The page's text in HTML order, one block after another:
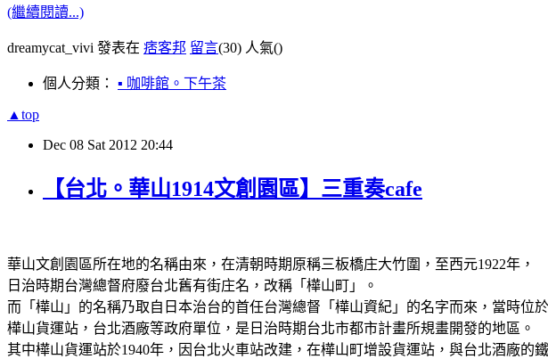
(繼續閱讀...)
dreamycat_vivi 發表在 痞客邦 留言(30) 人氣()
個人分類： ▪ 咖啡館。下午茶
▲top
Dec 08 Sat 2012 20:44
【台北。華山1914文創園區】三重奏cafe
華山文創園區所在地的名稱由來，在清朝時期原稱三板橋庄大竹圍，至西元1922年，
日治時期台灣總督府廢台北舊有街庄名，改稱「樺山町」。
而「樺山」的名稱乃取自日本治台的首任台灣總督「樺山資紀」的名字而來，當時位
樺山貨運站，台北酒廠等政府單位，是日治時期台北市都市計畫所規畫開發的地區。
其中樺山貨運站於1940年，因台北火車站改建，在樺山町增設貨運站，與台北酒廠的